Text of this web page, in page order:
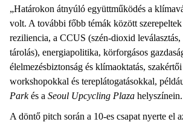
„Határokon átnyúló együttműködés a
volt. A további főbb témák között szerepeltek
reziliencia, a CCUS (szén-dioxid leválasztás,
tárolás), energiapolitika, körforgásos
élelmezésbiztonság és klímaoktatás,
workshopokkal és tereplátogatásokkal,
Parkés a Seoul Upcycling Plaza helyszínein.
A döntő pitch során a 10-es csapat nyerte el